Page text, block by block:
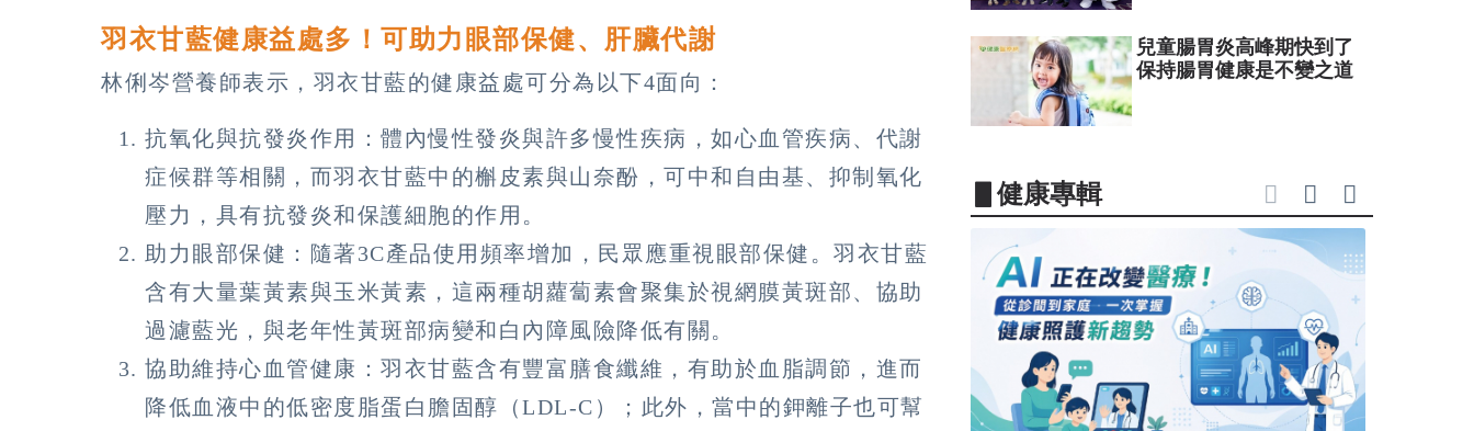
羽衣甘藍健康益處多！可助力眼部保健、肝臟代謝
林俐岑營養師表示，羽衣甘藍的健康益處可分為以下4面向：
抗氧化與抗發炎作用：體內慢性發炎與許多慢性疾病，如心血管疾病、代謝
症候群等相關，而羽衣甘藍中的槲皮素與山奈酚，可中和自由基、抑制氧化
壓力，具有抗發炎和保護細胞的作用。
助力眼部保健：隨著3C產品使用頻率增加，民眾應重視眼部保健。羽衣甘藍
含有大量葉黃素與玉米黃素，這兩種胡蘿蔔素會聚集於視網膜黃斑部、協助
過濾藍光，與老年性黃斑部病變和白內障風險降低有關。
協助維持心血管健康：羽衣甘藍含有豐富膳食纖維，有助於血脂調節，進而
降低血液中的低密度脂蛋白膽固醇（LDL-C）；此外，當中的鉀離子也可幫
兒童腸胃炎高峰期快到了
保持腸胃健康是不變之道
▋健康專輯